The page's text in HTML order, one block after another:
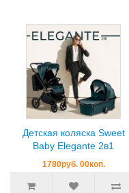
Детская коляска Sweet
Baby Elegante 2в1
1780руб. 00коп.